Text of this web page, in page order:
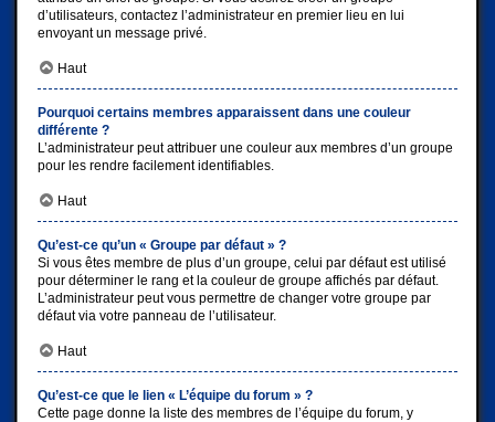
d’utilisateurs, contactez l’administrateur en premier lieu en lui
envoyant un message privé.
Haut
Pourquoi certains membres apparaissent dans une couleur
différente ?
L’administrateur peut attribuer une couleur aux membres d’un groupe
pour les rendre facilement identifiables.
Haut
Qu’est-ce qu’un « Groupe par défaut » ?
Si vous êtes membre de plus d’un groupe, celui par défaut est utilisé
pour déterminer le rang et la couleur de groupe affichés par défaut.
L’administrateur peut vous permettre de changer votre groupe par
défaut via votre panneau de l’utilisateur.
Haut
Qu’est-ce que le lien « L’équipe du forum » ?
Cette page donne la liste des membres de l’équipe du forum, y